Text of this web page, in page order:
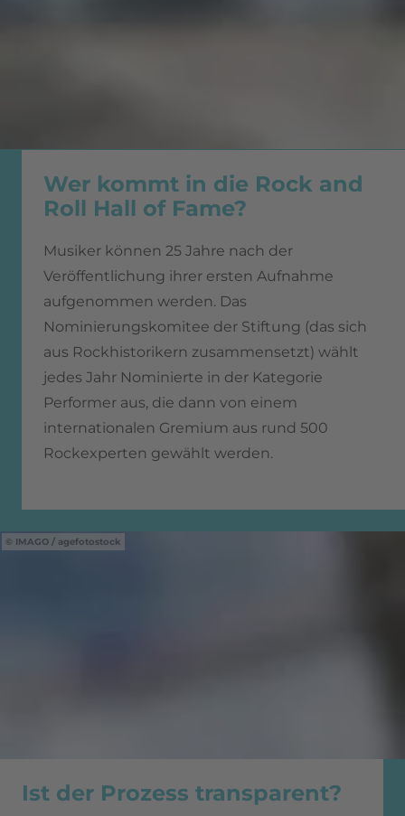
Wer kommt in die Rock and
Roll Hall of Fame?
Musiker können 25 Jahre nach der
Veröffentlichung ihrer ersten Aufnahme
aufgenommen werden. Das
Nominierungskomitee der Stiftung (das sich
aus Rockhistorikern zusammensetzt) wählt
jedes Jahr Nominierte in der Kategorie
Performer aus, die dann von einem
internationalen Gremium aus rund 500
Rockexperten gewählt werden.
IMAGO / agefotostock
Ist der Prozess transparent?